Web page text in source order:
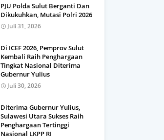
PJU Polda Sulut Berganti Dan
Dikukuhkan, Mutasi Polri 2026
Juli 31, 2026
Di ICEF 2026, Pemprov Sulut
Kembali Raih Penghargaan
Tingkat Nasional Diterima
Gubernur Yulius
Juli 30, 2026
Diterima Gubernur Yulius,
Sulawesi Utara Sukses Raih
Penghargaan Tertinggi
Nasional LKPP RI